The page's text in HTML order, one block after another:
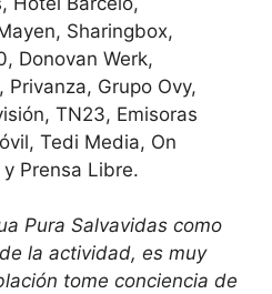
Sharingbox,
Donovan Werk,
Grupo Ovy,
TN23, Emisoras
Tedi Media, On
Prensa Libre.
Pura Salvavidas como
la actividad, es muy
tome conciencia de